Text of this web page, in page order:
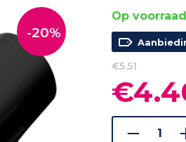
-20%
Op voorraad
€5.51
prijs
was:
€5.51.
€